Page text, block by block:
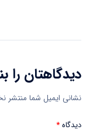
دیدگاهتان را
نشانی ایمیل شما منتشر
دیدگاه*